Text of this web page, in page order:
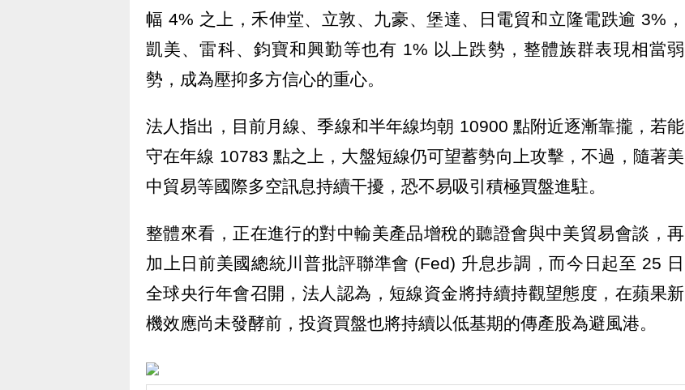
幅 4% 之上，禾伸堂、立敦、九豪、堡達、日電貿和立隆電跌逾 3%，
凱美、雷科、鈞寶和興勤等也有 1% 以上跌勢，整體族群表現相當弱
勢，成為壓抑多方信心的重心。
法人指出，目前月線、季線和半年線均朝 10900 點附近逐漸靠攏，若能
守在年線 10783 點之上，大盤短線仍可望蓄勢向上攻擊，不過，隨著美
中貿易等國際多空訊息持續干擾，恐不易吸引積極買盤進駐。
整體來看，正在進行的對中輸美產品增稅的聽證會與中美貿易會談，再
加上日前美國總統川普批評聯準會 (Fed) 升息步調，而今日起至 25 日
全球央行年會召開，法人認為，短線資金將持續持觀望態度，在蘋果新
機效應尚未發酵前，投資買盤也將持續以低基期的傳產股為避風港。